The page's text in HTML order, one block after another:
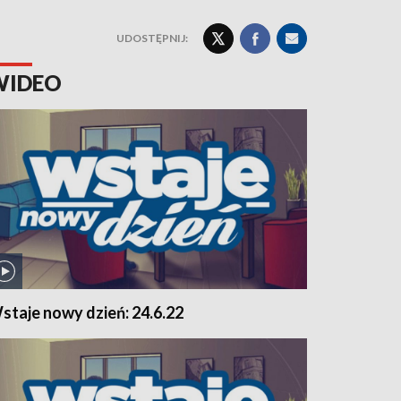
UDOSTĘPNIJ:
nowy dzień: 24.6.22